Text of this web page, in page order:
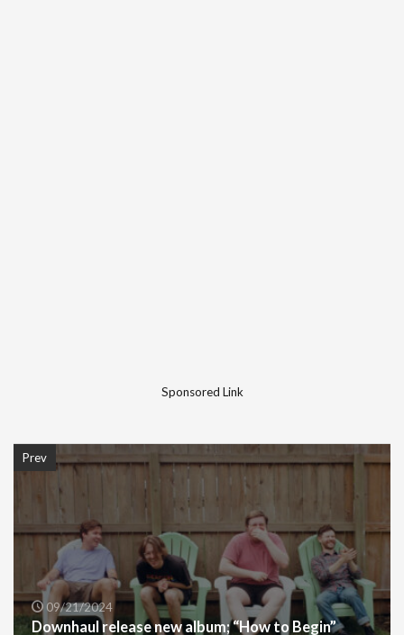
Sponsored Link
Prev
09/21/2024
Downhaul release new album; “How to Begin”